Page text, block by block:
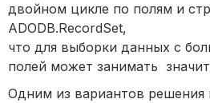
двойном цикле по полям и
ADODB.RecordSet,
что для выборки данных с
полей может занимать
Одним из вариантов решения